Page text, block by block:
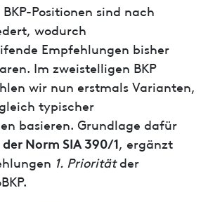
Positionen sind nach
wodurch
Empfehlungen bisher
Im zweistelligen BKP
wir nun erstmals Varianten,
typischer
basieren. Grundlage dafür
Norm SIA 390/1 , ergänzt
1. Prioritätder